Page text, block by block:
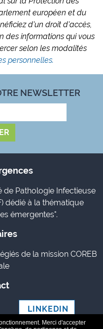
européen et du
d'un droit d'accès,
des informations qui vous
selon les modalités
personnelles.
NEWSLETTER
de Pathologie Infectieuse
dédié à la thématique
émergentes".
de la mission COREB
LINKEDIN
Merci d'accepter